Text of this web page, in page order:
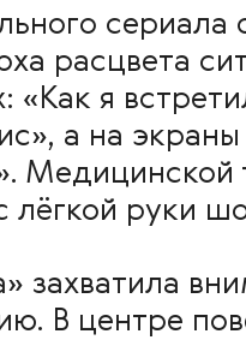
сериала
расцвета
«Как я
а на
лёгкой руки
захватила
В центре